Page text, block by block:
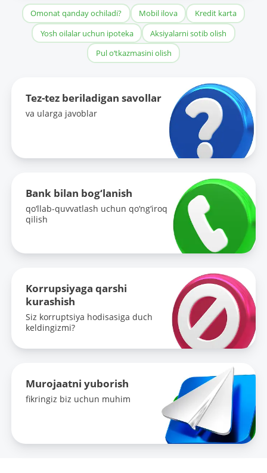
Omonat qanday ochiladi? Mobil ilova
Kredit karta
Yosh oilalar uchun ipoteka
Aksiyalarni sotib olish
Pul o‘tkazmasini olish
Tez-tez beriladigan savollar
va ularga javoblar
Bank bilan bog‘lanish
qo‘llab-quvvatlash uchun qo‘ng‘iroq
qilish
Korrupsiyaga qarshi
kurashish
Siz korruptsiya hodisasiga duch
keldingizmi?
Murojaatni yuborish
fikringiz biz uchun muhim